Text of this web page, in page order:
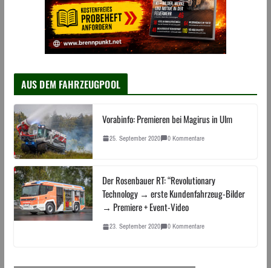
AUS DEM FAHRZEUGPOOL
Vorabinfo: Premieren bei Magirus in Ulm
25. September 2020 0 Kommentare
Der Rosenbauer RT: “Revolutionary
Technology → erste Kundenfahrzeug-Bilder
→ Premiere + Event-Video
23. September 2020 0 Kommentare